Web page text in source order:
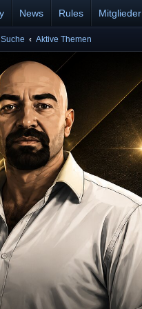
News Rules Mitglieder
Suche Aktive Themen